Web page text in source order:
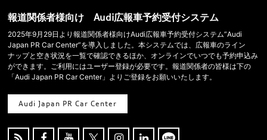
報道関係者様向け Audi広報車予約受付システム
2025年9月29日より報道関係者様向けAudi広報車予約受付システム”Audi
Japan PR Car Center”を導入しました。本システムでは、広報車のライン
ナップと空き状況を一覧で確認できるほか、オンラインでいつでも予約申込み
ができます。ご利用にはユーザー登録が必要です。報道関係者の皆様は下の
「Audi Japan PR Car Center」よりご登録をお願いいたします。
Audi Japan PR Car Center